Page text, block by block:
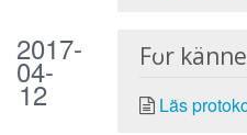
2017-
04-
12
För
Läs